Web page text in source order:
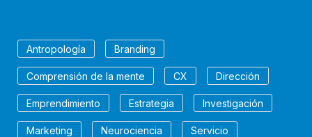
Antropología Branding
Comprensión de la mente CX Dirección
Emprendimiento Estrategia Investigación
Marketing Neurociencia Servicio